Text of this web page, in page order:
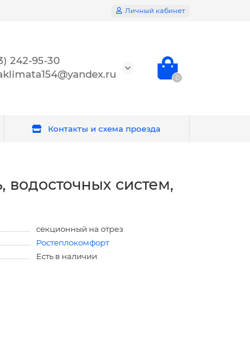
Личный кабинет
242-95-30
0
Контакты и схема проезда
систем,
секционный на отрез
Ростеплокомфорт
Есть в наличии